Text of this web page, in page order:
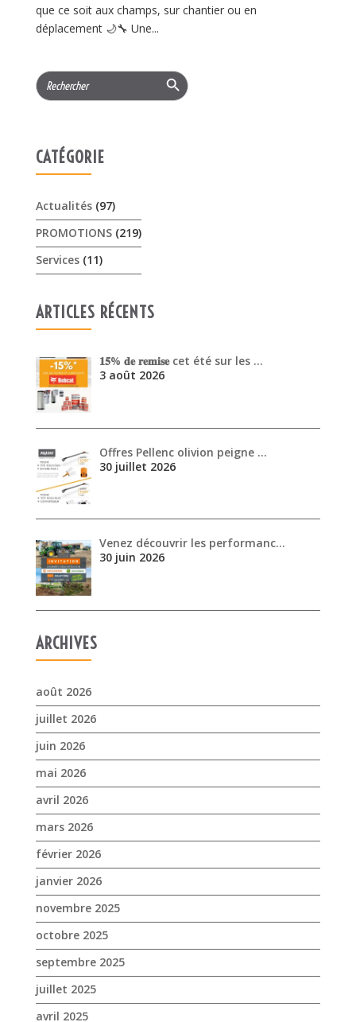
que ce soit aux champs, sur chantier ou en
déplacement 🌙🔧 Une...
Search
for:
Search Button
CATÉGORIE
Actualités(97)
PROMOTIONS(219)
Services(11)
ARTICLES RÉCENTS
𝟏𝟓% 𝐝𝐞 𝐫𝐞𝐦𝐢𝐬𝐞 cet été sur les …
3 août 2026
Offres Pellenc olivion peigne …
30 juillet 2026
Venez découvrir les performanc…
30 juin 2026
ARCHIVES
août 2026
juillet 2026
juin 2026
mai 2026
avril 2026
mars 2026
février 2026
janvier 2026
novembre 2025
octobre 2025
septembre 2025
juillet 2025
avril 2025